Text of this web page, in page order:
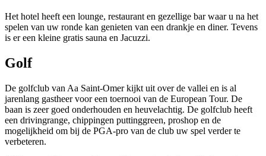
Het hotel heeft een lounge, restaurant en gezellige bar waar u na het
spelen van uw ronde kan genieten van een drankje en diner. Tevens
is er een kleine gratis sauna en Jacuzzi.
Golf
De golfclub van Aa Saint-Omer kijkt uit over de vallei en is al
jarenlang gastheer voor een toernooi van de European Tour. De
baan is zeer goed onderhouden en heuvelachtig. De golfclub heeft
een drivingrange, chippingen puttinggreen, proshop en de
mogelijkheid om bij de PGA-pro van de club uw spel verder te
verbeteren.